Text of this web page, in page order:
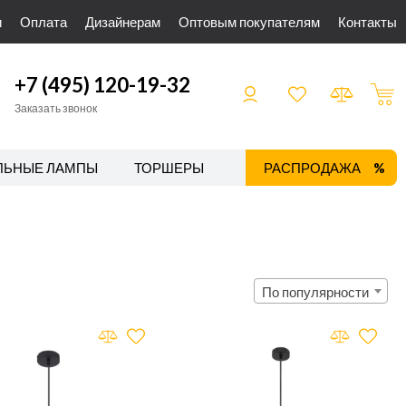
Оплата Дизайнерам Оптовым покупателям Контакты
+7 (495) 120-19-32
Заказать звонок
ЛАМПЫ ТОРШЕРЫ ТРЕКОВЫЕ СИСТЕМЫ
РАСПРОДАЖА
По популярности